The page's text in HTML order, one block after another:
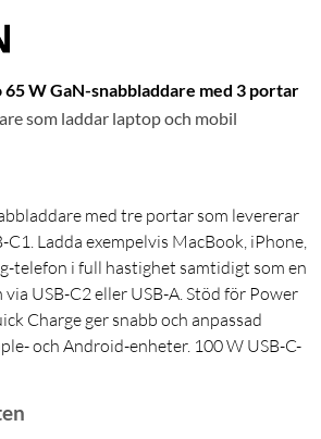
W GaN-snabbladdare med 3 portar
som laddar laptop och mobil
med tre portar som levererar
Ladda exempelvis MacBook, iPhone,
telefon i full hastighet samtidigt som en
USB-C2 eller USB-A. Stöd för Power
Charge ger snabb och anpassad
och Android-enheter. 100 W USB-C-